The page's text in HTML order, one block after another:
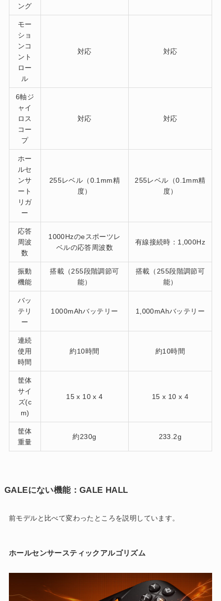
ング
モー
ショ
ンコ
ント
ロー
ル
対応 対応
6軸ジ
ャイ
ロス
コー
プ
対応 対応
ホー
ルセ
ンサ
ート
リガ
ー
255レベル（0.1mm精
度）
255レベル（0.1mm精
度）
応答
周波
数
1000Hzのeスポーツレ
ベルの応答周波数
有線接続時：1,000Hz
振動
機能
搭載（255段階調節可
能）
搭載（255段階調節可
能）
バッ
テリ
ー
1000mAhバッテリー 1,000mAhバッテリー
連続
使用
時間
約10時間 約10時間
筐体
サイ
ズ(c
m)
‎15 x 10 x 4 ‎15 x 10 x 4
筐体
重量
約230g 233.2g
GALEにない機能：GALE HALL
前モデルと比べて変わったところを説明しています。
ホールセンサースティックアルゴリズム